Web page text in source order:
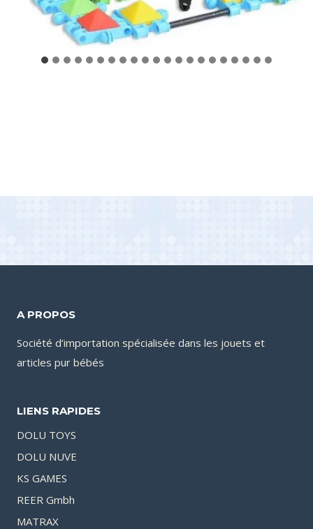
A PROPOS
Société d’importation spécialisée dans les jouets et
articles pur bébés
LIENS RAPIDES
DOLU TOYS
DOLU NUVE
KS GAMES
REER Gmbh
MATRAX